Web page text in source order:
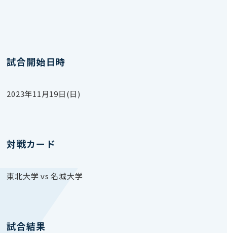
試合開始日時
2023年11月19日(日)
対戦カード
東北大学 vs 名城大学
試合結果